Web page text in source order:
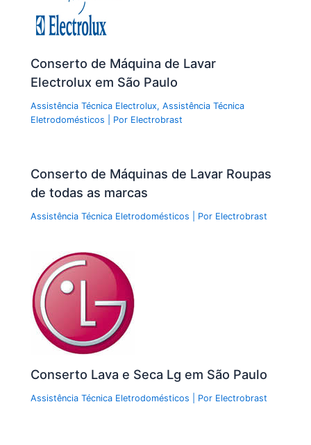
Conserto de Máquina de Lavar
Electrolux em São Paulo
Assistência Técnica Electrolux,Assistência Técnica
Eletrodomésticos | Por Electrobrast
Conserto de Máquinas de Lavar Roupas
de todas as marcas
Assistência Técnica Eletrodomésticos | Por Electrobrast
Conserto Lava e Seca Lg em São Paulo
Assistência Técnica Eletrodomésticos | Por Electrobrast